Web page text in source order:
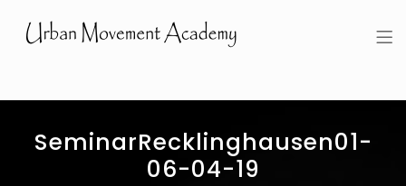
SeminarRecklinghausen01-
06-04-19